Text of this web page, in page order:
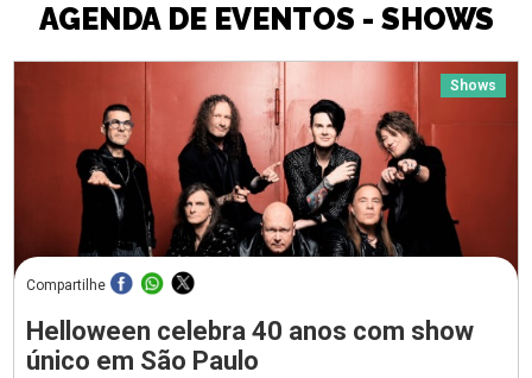
AGENDA DE EVENTOS - SHOWS
Shows
Compartilhe
Helloween celebra 40 anos com show
único em São Paulo